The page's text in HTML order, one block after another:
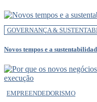
GOVERNANÇA &
Novos tempos e a
EMPREENDEDORISMO